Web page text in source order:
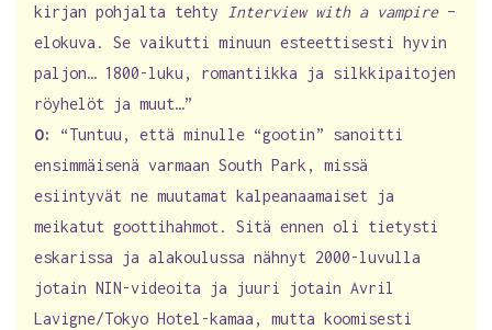
kirjan pohjalta tehty
Interview with a vampire–
elokuva. Se vaikutti minuun esteettisesti hyvin
paljon… 1800-luku, romantiikka ja silkkipaitojen
röyhelöt ja muut…”
O:
“Tuntuu, että minulle “gootin” sanoitti
ensimmäisenä varmaan South Park, missä
esiintyvät ne muutamat kalpeanaamaiset ja
meikatut goottihahmot. Sitä ennen oli tietysti
eskarissa ja alakoulussa nähnyt 2000-luvulla
jotain NIN-videoita ja juuri jotain Avril
Lavigne/Tokyo Hotel-kamaa, mutta koomisesti